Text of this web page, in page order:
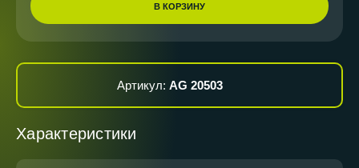
В КОРЗИНУ
Артикул: AG 20503
Характеристики